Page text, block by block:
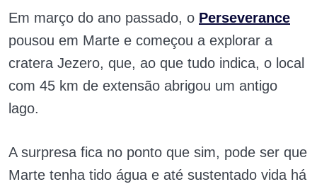
Em março do ano passado, o Perseverance
pousou em Marte e começou a explorar a
cratera Jezero, que, ao que tudo indica, o local
com 45 km de extensão abrigou um antigo
lago.
A surpresa fica no ponto que sim, pode ser que
Marte tenha tido água e até sustentado vida há